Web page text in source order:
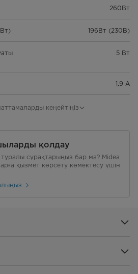
260Вт
196Вт (230В)
5 Вт
1,9 А
л 394
кеңейтіңіз
қолдау
туралы сұрақтарыңыз бар ма? Midea
қызмет көрсету көмектесу үшін